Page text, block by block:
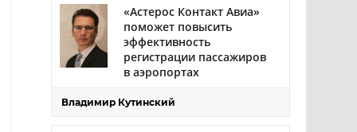
«Астерос Контакт Авиа»
поможет повысить
эффективность
регистрации пассажиров
в аэропортах
Владимир Кутинский